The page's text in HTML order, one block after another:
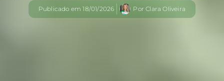
Publicado em18/01/2026 PorClara Oliveira